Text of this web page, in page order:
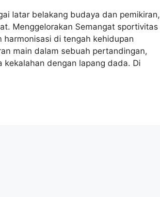
latar belakang budaya dan pemikiran,
Menggelorakan Semangat sportivitas
di tengah kehidupan
main dalam sebuah pertandingan,
kekalahan dengan lapang dada. Di